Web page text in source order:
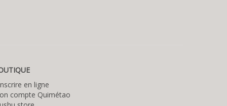
en ligne
compte Quimétao